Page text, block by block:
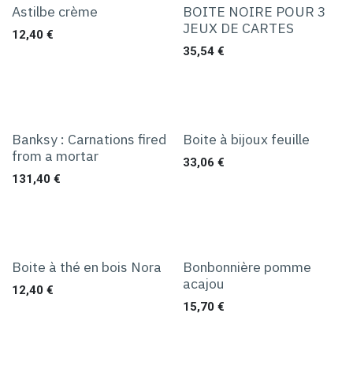
Astilbe crème
12,40 €
BOITE NOIRE POUR 3
JEUX DE CARTES
35,54€
Banksy : Carnations fired
from a mortar
131,40 €
Boite à bijoux feuille
33,06 €
Boite à thé en bois Nora
12,40 €
Bonbonnière pomme
acajou
15,70€